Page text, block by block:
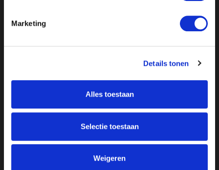
Marketing
Details tonen
Alles toestaan
Selectie toestaan
Weigeren
Inloggen
Vacatures